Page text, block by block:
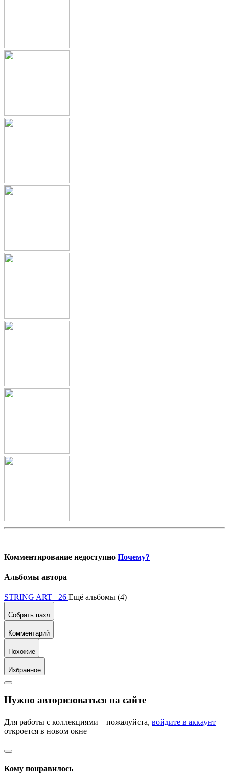
Комментирование недоступно Почему?
Альбомы автора
STRING ART 26 Ещё альбомы (4)
Собрать пазл
Комментарий
Похожие
Избранное
Нужно авторизоваться на сайте
Для работы с коллекциями – пожалуйста, войдите в аккаунт
откроется в новом окне
Кому понравилось